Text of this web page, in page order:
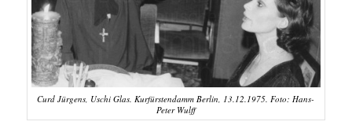
Curd Jürgens, Uschi Glas. Kurfürstendamm Berlin, 13.12.1975. Foto: Hans-
Peter Wulff